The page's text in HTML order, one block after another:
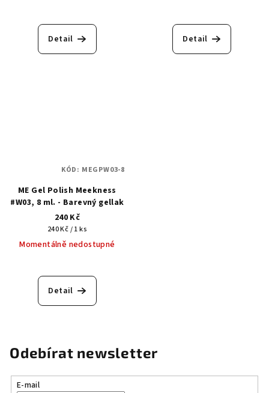
Detail Detail
ME Gel Polish Meekness
#W03, 8 ml. - Barevný gellak
240 Kč
Měrná
cena:
240 Kč / 1 ks
Momentálně nedostupné
Detail
KÓD: MEGPW03-8
Odebírat newsletter
E-mail